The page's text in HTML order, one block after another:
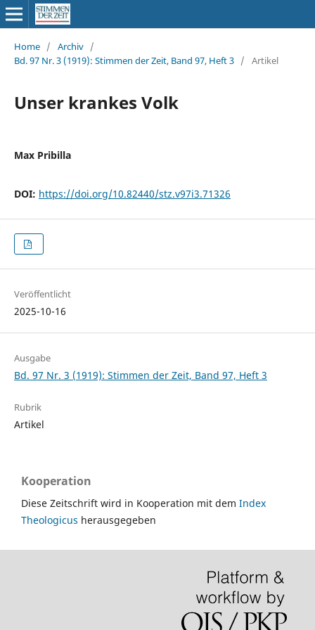
Home / Archiv /
Bd. 97 Nr. 3 (1919): Stimmen der Zeit, Band 97, Heft 3 / Artikel
Unser krankes Volk
Max Pribilla
DOI: https://doi.org/10.82440/stz.v97i3.71326
Veröffentlicht
2025-10-16
Ausgabe
Bd. 97 Nr. 3 (1919): Stimmen der Zeit, Band 97, Heft 3
Rubrik
Artikel
Kooperation
Diese Zeitschrift wird in Kooperation mit dem Index
Theologicus herausgegeben